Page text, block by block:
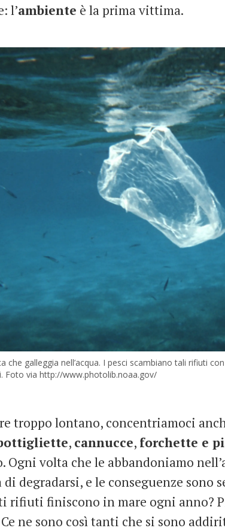
l’ambiente è la prima vittima.
che galleggia nell’acqua. I pesci scambiano tali rifiuti
Foto via http://www.photolib.noaa.gov/
troppo lontano, concentriamoci
, cannucce, forchette e
Ogni volta che le abbandoniamo
degradarsi, e le conseguenze sono
rifiuti finiscono in mare ogni anno?
Ce ne sono così tanti che si sono